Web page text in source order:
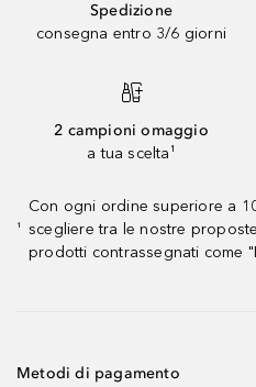
Spedizione
consegna entro 3/6 giorni
2 campioni omaggio
a tua scelta¹
¹
Con ogni ordine superiore a
scegliere tra le nostre
prodotti contrassegnati come
Metodi di pagamento